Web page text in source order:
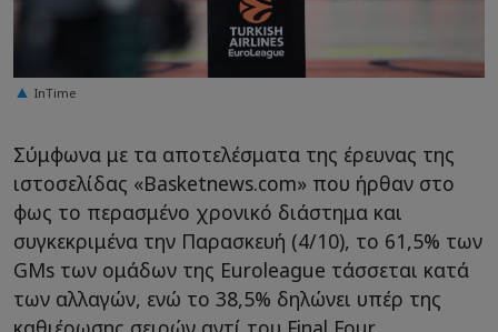
InTime
Σύμφωνα με τα αποτελέσματα της έρευνας της
ιστοσελίδας «Basketnews.com» που ήρθαν στο
φως το περασμένο χρονικό διάστημα και
συγκεκριμένα την Παρασκευή (4/10), το 61,5% των
GMs των ομάδων της Euroleague τάσσεται κατά
των αλλαγών, ενώ το 38,5% δηλώνει υπέρ της